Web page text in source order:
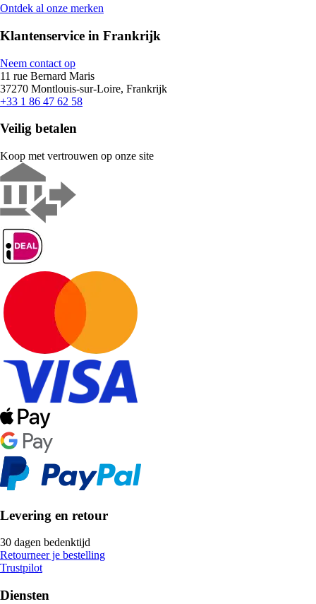
Ontdek al onze merken
Klantenservice in Frankrijk
Neem contact op
11 rue Bernard Maris
37270 Montlouis-sur-Loire, Frankrijk
+33 1 86 47 62 58
Veilig betalen
Koop met vertrouwen op onze site
Levering en retour
30 dagen bedenktijd
Retourneer je bestelling
Trustpilot
Diensten